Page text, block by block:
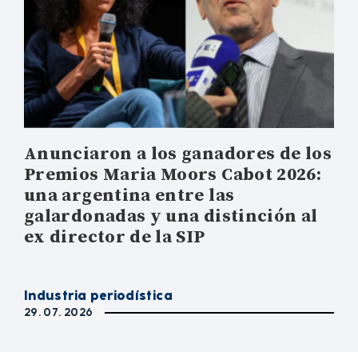
Anunciaron a los ganadores de los
Premios Maria Moors Cabot 2026:
una argentina entre las
galardonadas y una distinción al
ex director de la SIP
Industria periodística
29. 07. 2026